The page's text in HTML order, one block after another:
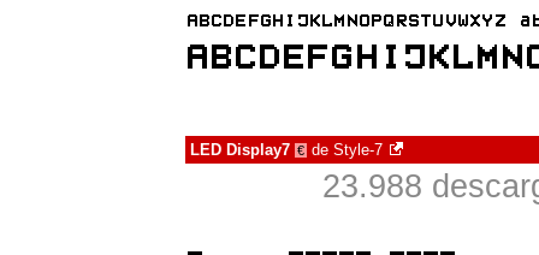
LED Display7 € de Style-7
23.988